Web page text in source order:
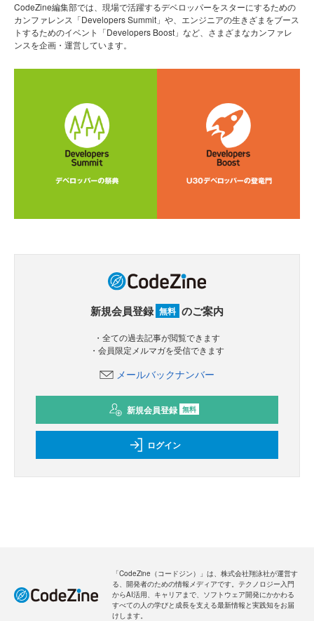
CodeZine編集部では、現場で活躍するデベロッパーをスターにするための
カンファレンス「Developers Summit」や、エンジニアの生きざまをブース
トするためのイベント「Developers Boost」など、さまざまなカンファレ
ンスを企画・運営しています。
新規会員登録 無料 のご案内
・全ての過去記事が閲覧できます
・会員限定メルマガを受信できます
メールバックナンバー
新規会員登録 無料
ログイン
「CodeZine（コードジン）」は、株式会社翔泳社が運営す
る、開発者のための情報メディアです。テクノロジー入門
からAI活用、キャリアまで、ソフトウェア開発にかかわる
すべての人の学びと成長を支える最新情報と実践知をお届
けします。